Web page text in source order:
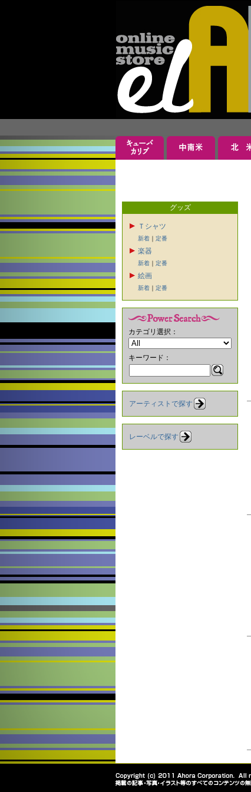
グッズ
Ｔシャツ
新着 ｜ 定番
楽器
新着 ｜ 定番
絵画
新着 ｜ 定番
カテゴリ選択：
キーワード：
アーティストで探す
レーベルで探す